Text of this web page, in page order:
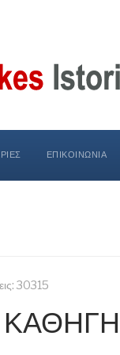
ΕΠΙΚΟΙΝΩΝΙΑ
30315